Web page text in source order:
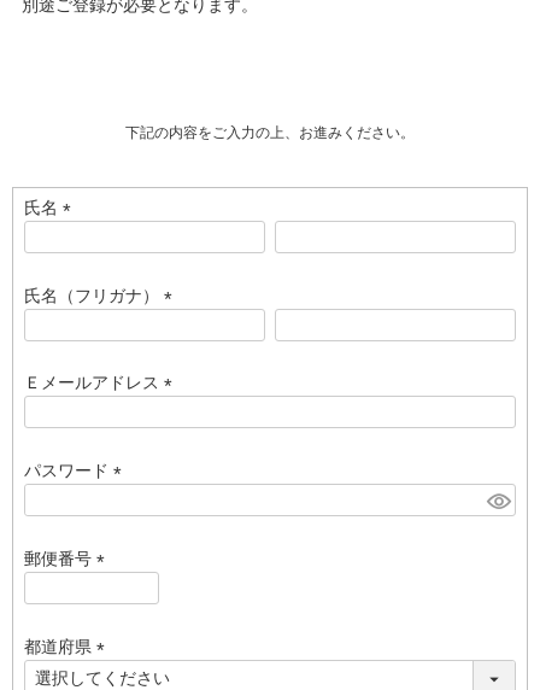
別途ご登録が必要となります。
下記の内容をご入力の上、お進みください。
氏名
須
)
氏名（フリガナ）
須
)
Ｅメールアドレス
)
パスワード
)
郵便番号
須
)
都道府県
(